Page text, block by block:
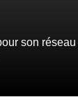
son réseau